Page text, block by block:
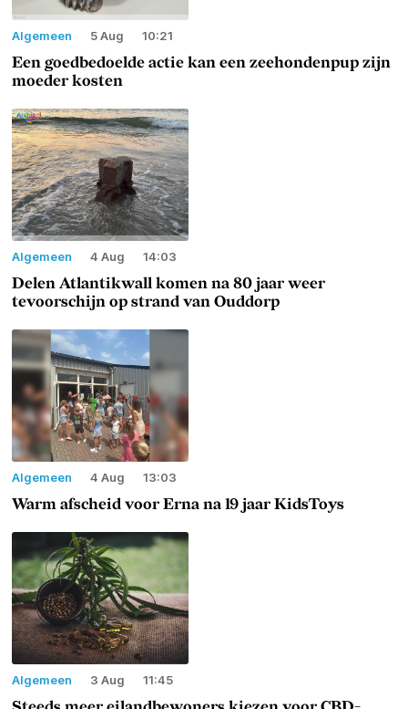
Algemeen 5 Aug 10:21
Een goedbedoelde actie kan een zeehondenpup zijn
moeder kosten
Algemeen 4 Aug 14:03
Delen Atlantikwall komen na 80 jaar weer
tevoorschijn op strand van Ouddorp
Algemeen 4 Aug 13:03
Warm afscheid voor Erna na 19 jaar KidsToys
Algemeen 3 Aug 11:45